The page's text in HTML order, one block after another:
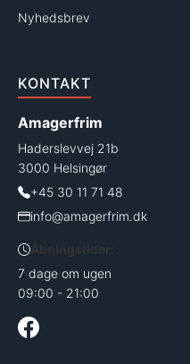
Nyhedsbrev
KONTAKT
Amagerfrim
Haderslevvej 21b
3000 Helsingør
+45 30 11 71 48
info@amagerfrim.dk
Åbningstider:
7 dage om ugen
09:00 - 21:00